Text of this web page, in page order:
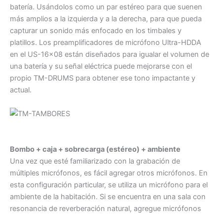
batería. Usándolos como un par estéreo para que suenen
más amplios a la izquierda y a la derecha, para que pueda
capturar un sonido más enfocado en los timbales y
platillos. Los preamplificadores de micrófono Ultra-HDDA
en el US-16×08 están diseñados para igualar el volumen de
una batería y su señal eléctrica puede mejorarse con el
propio TM-DRUMS para obtener ese tono impactante y
actual.
Bombo + caja + sobrecarga (estéreo) + ambiente
Una vez que esté familiarizado con la grabación de
múltiples micrófonos, es fácil agregar otros micrófonos. En
esta configuración particular, se utiliza un micrófono para el
ambiente de la habitación. Si se encuentra en una sala con
resonancia de reverberación natural, agregue micrófonos